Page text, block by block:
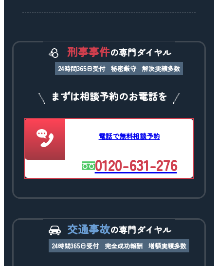
刑事事件の専門ダイヤル
24時間365日受付 秘密厳守 解決実績多数
まずは相談予約のお電話を
電話で無料相談予約
0120-631-276
交通事故の専門ダイヤル
24時間365日受付 完全成功報酬 増額実績多数